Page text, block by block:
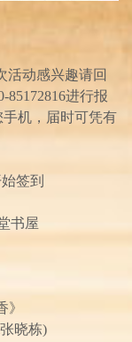
活动感兴趣请回
85172816进行报
机，届时可凭有
签到
书屋
晓栋)